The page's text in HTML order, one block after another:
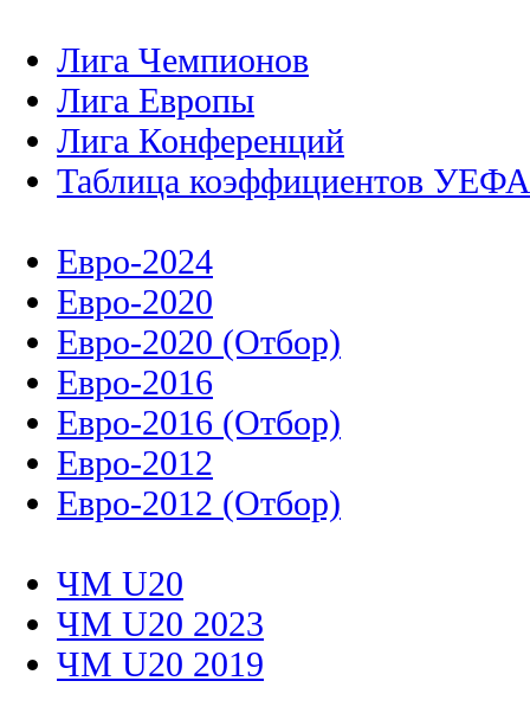
Лига Чемпионов
Лига Европы
Лига Конференций
Таблица коэффициентов УЕФА
Евро-2024
Евро-2020
Евро-2020 (Отбор)
Евро-2016
Евро-2016 (Отбор)
Евро-2012
Евро-2012 (Отбор)
ЧМ U20
ЧМ U20 2023
ЧМ U20 2019